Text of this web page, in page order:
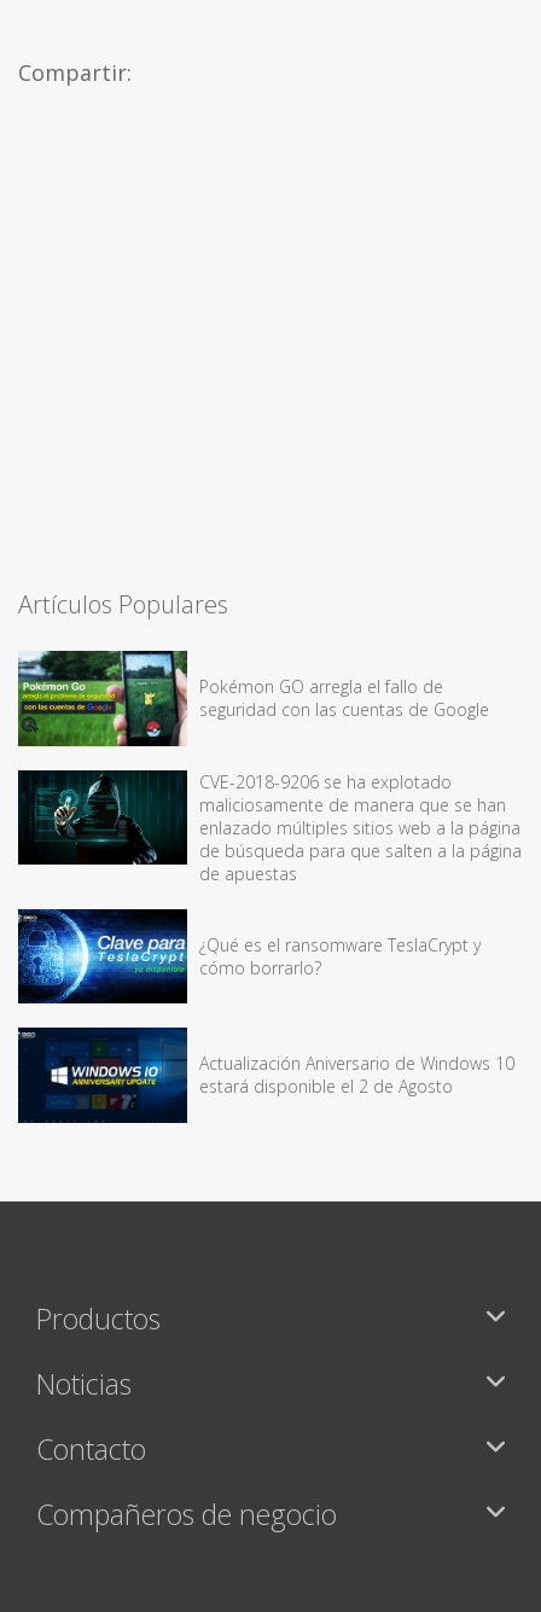
Compartir:
Artículos Populares
Pokémon GO arregla el fallo de
seguridad con las cuentas de Google
CVE-2018-9206 se ha explotado
maliciosamente de manera que se han
enlazado múltiples sitios web a la página
de búsqueda para que salten a la página
de apuestas
¿Qué es el ransomware TeslaCrypt y
cómo borrarlo?
Actualización Aniversario de Windows 10
estará disponible el 2 de Agosto
Productos
Noticias
Contacto
Compañeros de negocio